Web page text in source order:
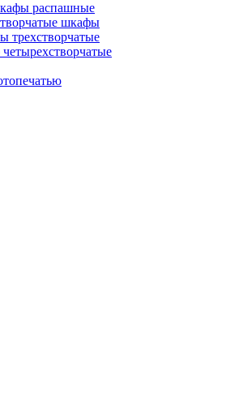
распашные
шкафы
трехстворчатые